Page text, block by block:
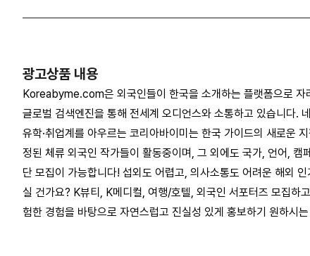
광고상품 내용
Koreabyme.com은 외국인들이 한국을 소개하는 플랫폼으로 자
글로벌 검색엔진을 통해 전세계 오디언스와 소통하고 있습니다.
유학·취업계를 아우르는 코리아바이미는 한국 가이드의 새로운
정된 체류 외국인 작가들이 활동중이며, 그 외에도 국가, 언어,
단 모집이 가능합니다! 섭외도 어렵고, 의사소통도 어려운 해외
실 건가요? K뷰티, K메디컬, 여행/호텔, 외국인 서포터즈 모집하
험한 경험을 바탕으로 자연스럽고 진실성 있게 홍보하기 원하시